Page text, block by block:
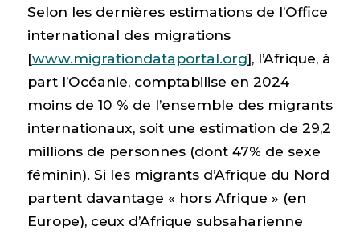
Selon les dernières estimations de l’Office
international des migrations
[www.migrationdataportal.org], l’Afrique, à
part l’Océanie, comptabilise en 2024
moins de 10 % de l’ensemble des migrants
internationaux, soit une estimation de 29,2
millions de personnes (dont 47% de sexe
féminin). Si les migrants d’Afrique du Nord
partent davantage « hors Afrique » (en
Europe), ceux d’Afrique subsaharienne